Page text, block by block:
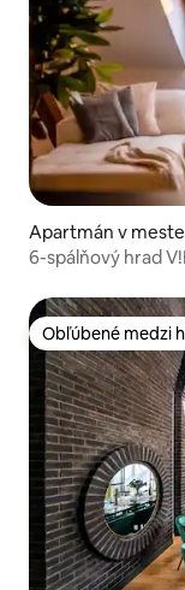
Apartmán v
6-spálňový hrad
Obľúbené medzi
Obľúbené medzi